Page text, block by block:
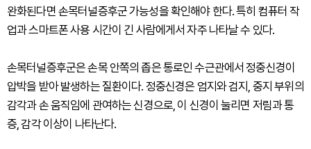
완화된다면 손목터널증후군 가능성을 확인해야 한다. 특히 컴퓨터 작
업과 스마트폰 사용 시간이 긴 사람에게서 자주 나타날 수 있다.
손목터널증후군은 손목 안쪽의 좁은 통로인 수근관에서 정중신경이
압박을 받아 발생하는 질환이다. 정중신경은 엄지와 검지, 중지 부위의
감각과 손 움직임에 관여하는 신경으로, 이 신경이 눌리면 저림과 통
증, 감각 이상이 나타난다.